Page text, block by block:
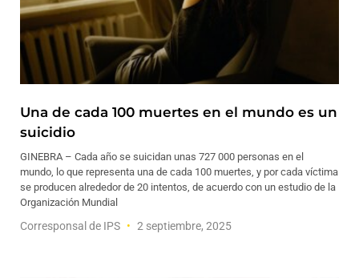
Una de cada 100 muertes en el mundo es un
suicidio
GINEBRA – Cada año se suicidan unas 727 000 personas en el
mundo, lo que representa una de cada 100 muertes, y por cada víctima
se producen alrededor de 20 intentos, de acuerdo con un estudio de la
Organización Mundial
Corresponsal de IPS 2 septiembre, 2025